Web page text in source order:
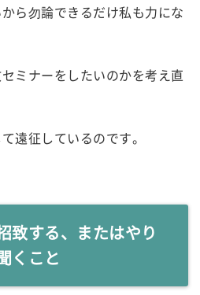
ら勿論できるだけ私も力にな
ミナーをしたいのかを考え直
遠征しているのです。
致する、またはやり
くこと